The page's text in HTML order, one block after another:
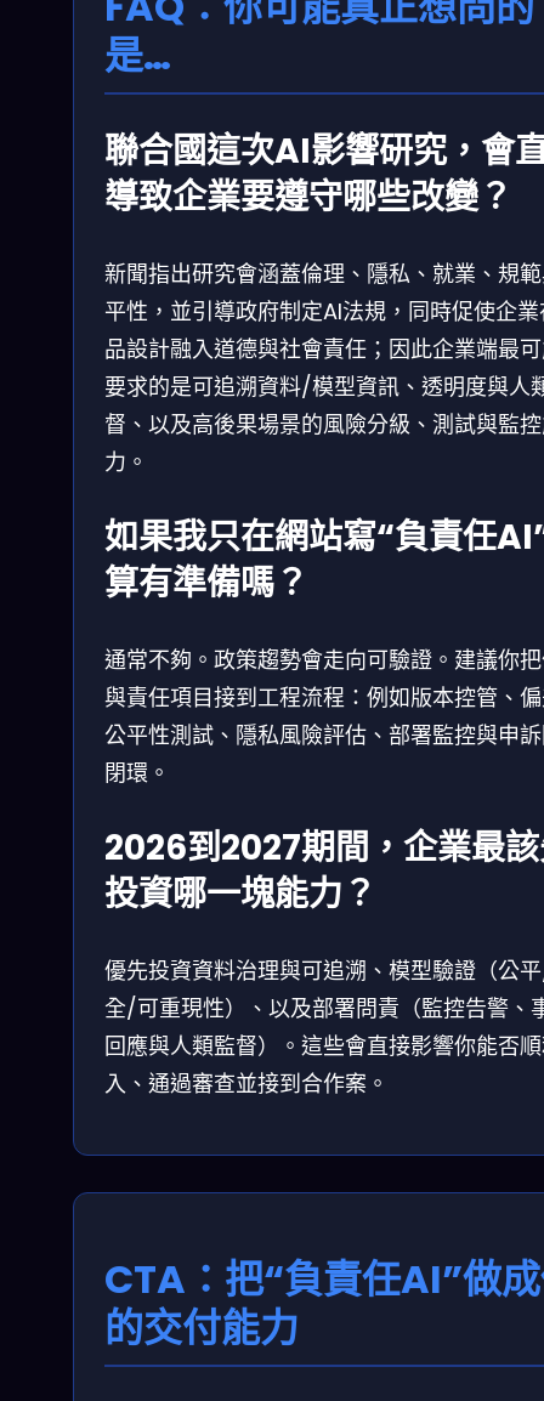
是…
聯合國這次AI影響研究，會
導致企業要遵守哪些改變？
新聞指出研究會涵蓋倫理、隱私、就業、規
平性，並引導政府制定AI法規，同時促使企
品設計融入道德與社會責任；因此企業端最
要求的是可追溯資料/模型資訊、透明度與人
督、以及高後果場景的風險分級、測試與監
力。
如果我只在網站寫“負責任
算有準備嗎？
通常不夠。政策趨勢會走向可驗證。建議你
與責任項目接到工程流程：例如版本控管、
公平性測試、隱私風險評估、部署監控與申
閉環。
2026到2027期間，企業最
投資哪一塊能力？
優先投資資料治理與可追溯、模型驗證（公
全/可重現性）、以及部署問責（監控告警、
回應與人類監督）。這些會直接影響你能否
入、通過審查並接到合作案。
CTA：把“負責任AI”做
的交付能力